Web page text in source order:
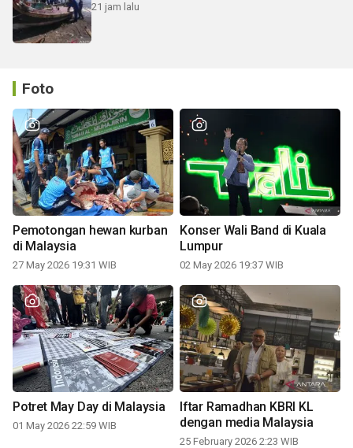
21 jam lalu
Foto
Pemotongan hewan kurban
di Malaysia
27 May 2026 19:31 WIB
Konser Wali Band di Kuala
Lumpur
02 May 2026 19:37 WIB
Potret May Day di Malaysia
01 May 2026 22:59 WIB
Iftar Ramadhan KBRI KL
dengan media Malaysia
25 February 2026 2:23 WIB